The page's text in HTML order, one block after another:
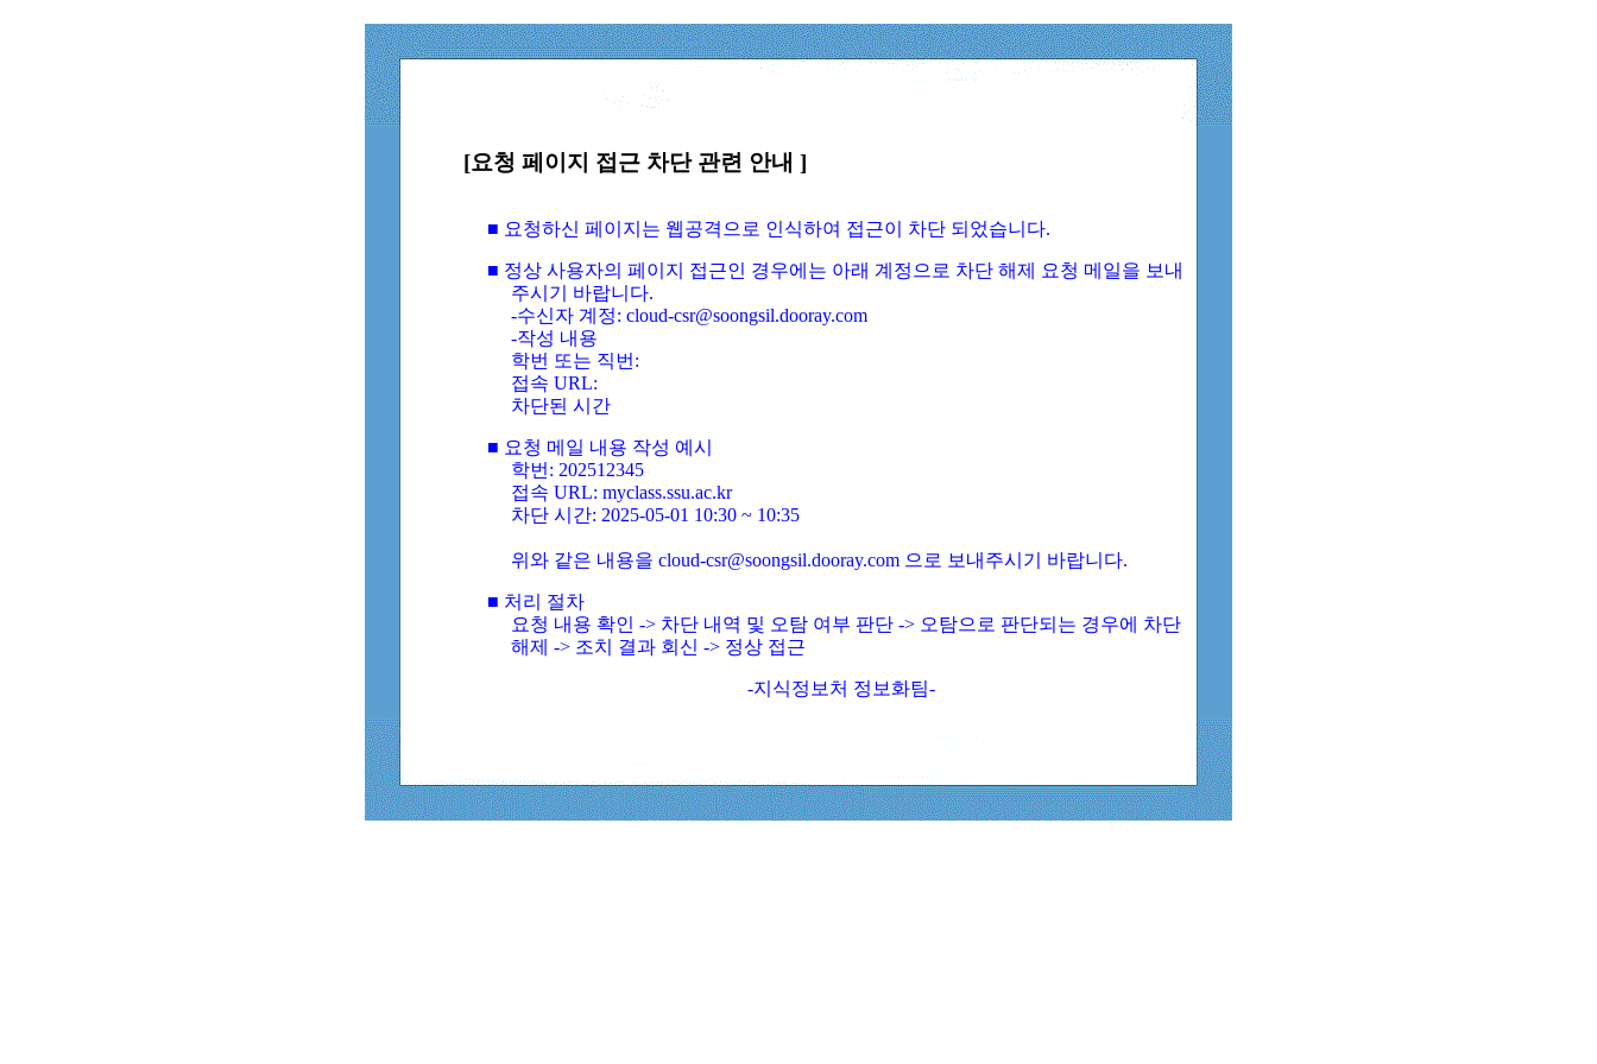
[요청 페이지 접근 차단 관련 안내 ]
■ 요청하신 페이지는 웹공격으로 인식하여 접근이 차단 되었습니다.
■ 정상 사용자의 페이지 접근인 경우에는 아래 계정으로 차단 해제 요청 메일을 보내
주시기 바랍니다.
-수신자 계정: cloud-csr@soongsil.dooray.com
-작성 내용
학번 또는 직번:
접속 URL:
차단된 시간
■ 요청 메일 내용 작성 예시
학번: 202512345
접속 URL: myclass.ssu.ac.kr
차단 시간: 2025-05-01 10:30 ~ 10:35
위와 같은 내용을 cloud-csr@soongsil.dooray.com 으로 보내주시기 바랍니다.
■ 처리 절차
요청 내용 확인 -> 차단 내역 및 오탐 여부 판단 -> 오탐으로 판단되는 경우에 차단
해제 -> 조치 결과 회신 -> 정상 접근
-지식정보처 정보화팀-